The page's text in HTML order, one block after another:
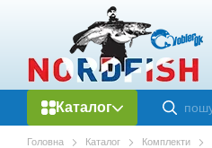
Перейти до основного контенту
Каталог
Головна Каталог Комплекти